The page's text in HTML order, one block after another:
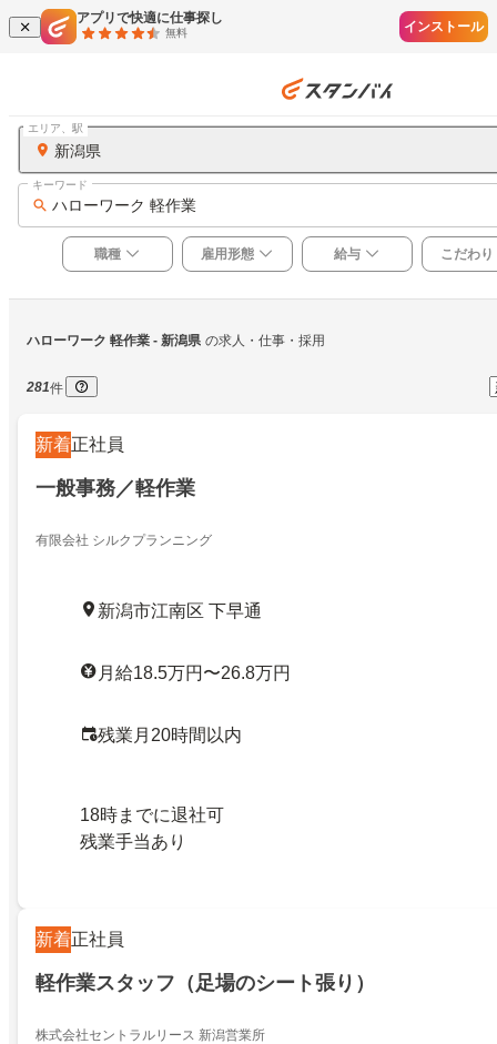
アプリで快適に仕事探し
無料 インストール
新潟県
エリア、駅
ハローワーク 軽作業
キーワード
職種 雇用形態 給与 こだわり
ハローワーク 軽作業 - 新潟県 の求人・仕事・採用
281件
新着正社員
一般事務／軽作業
有限会社 シルクプランニング
新潟市江南区 下早通
月給18.5万円〜26.8万円
残業月20時間以内
18時までに退社可
残業手当あり
新着正社員
軽作業スタッフ（足場のシート張り）
株式会社セントラルリース 新潟営業所